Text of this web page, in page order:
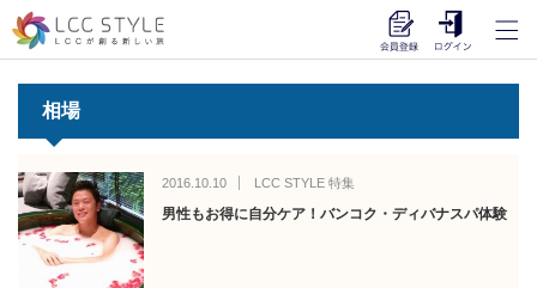
相場
2016.10.10 LCC STYLE 特集
男性もお得に自分ケア！バンコク・ディバナスパ体験